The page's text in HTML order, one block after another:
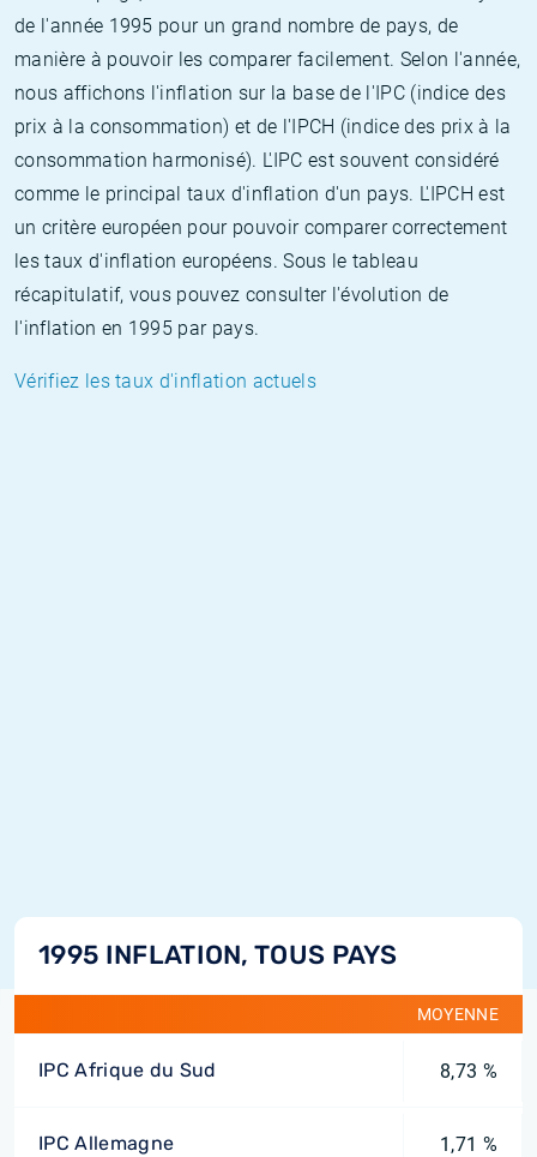
de l'année 1995 pour un grand nombre de pays, de
manière à pouvoir les comparer facilement. Selon l'année,
nous affichons l'inflation sur la base de l'IPC (indice des
prix à la consommation) et de l'IPCH (indice des prix à la
consommation harmonisé). L'IPC est souvent considéré
comme le principal taux d'inflation d'un pays. L'IPCH est
un critère européen pour pouvoir comparer correctement
les taux d'inflation européens. Sous le tableau
récapitulatif, vous pouvez consulter l'évolution de
l'inflation en 1995 par pays.
Vérifiez les taux d'inflation actuels
1995 INFLATION, TOUS PAYS
MOYENNE
IPC Afrique du Sud 8,73 %
IPC Allemagne 1,71 %